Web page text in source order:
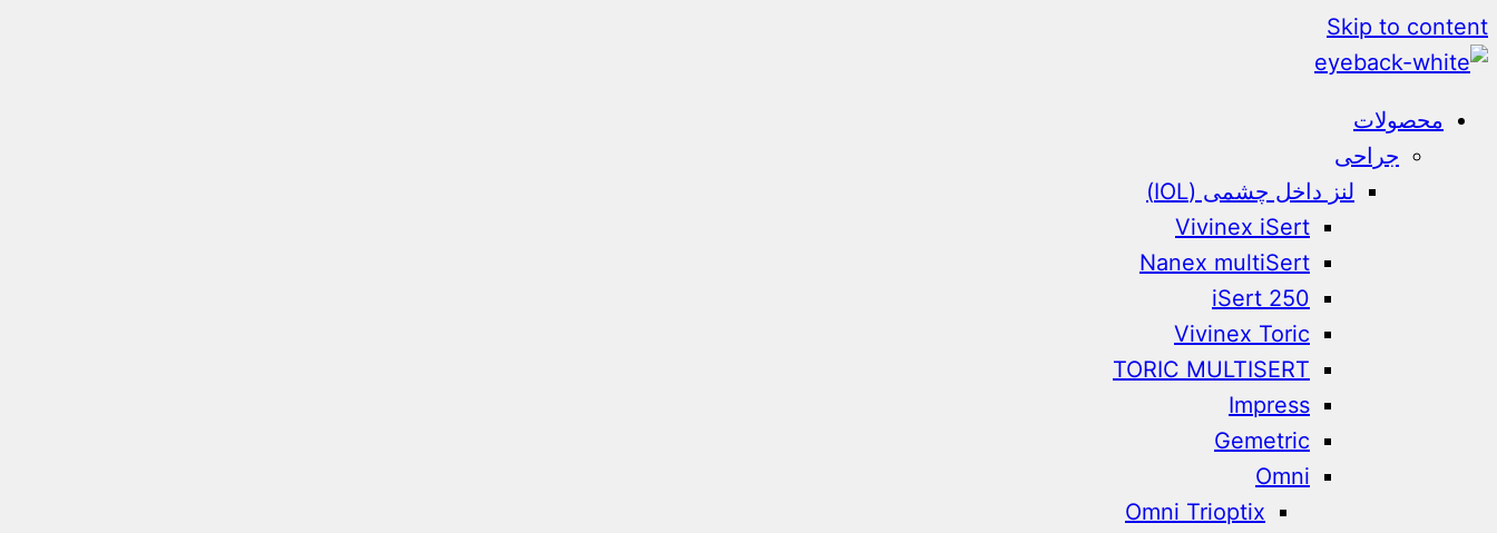
Skip to content
محصولات
جراحی
لنز داخل چشمی (IOL)
Vivinex iSert
Nanex multiSert
iSert 250
Vivinex Toric
TORIC MULTISERT
Impress
Gemetric
Omni
Omni Trioptix